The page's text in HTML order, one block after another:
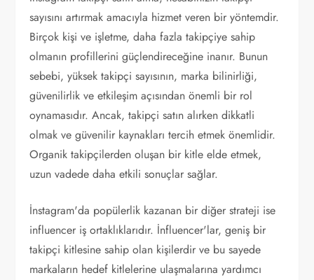
sayısını artırmak amacıyla hizmet veren bir yöntemdir.
Birçok kişi ve işletme, daha fazla takipçiye sahip
olmanın profillerini güçlendireceğine inanır. Bunun
sebebi, yüksek takipçi sayısının, marka bilinirliği,
güvenilirlik ve etkileşim açısından önemli bir rol
oynamasıdır. Ancak, takipçi satın alırken dikkatli
olmak ve güvenilir kaynakları tercih etmek önemlidir.
Organik takipçilerden oluşan bir kitle elde etmek,
uzun vadede daha etkili sonuçlar sağlar.
İnstagram'da popülerlik kazanan bir diğer strateji ise
influencer iş ortaklıklarıdır. İnfluencer'lar, geniş bir
takipçi kitlesine sahip olan kişilerdir ve bu sayede
markaların hedef kitlelerine ulaşmalarına yardımcı